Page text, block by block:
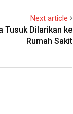
Next article
Tusuk Dilarikan ke
Rumah Sakit